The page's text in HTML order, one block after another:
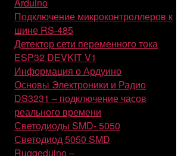
Подключение микроконтроллеров к
шине RS-485
Детектор сети переменного тока
ESP32 DEVKIT V1
Информация о Ардуино
Основы Электроники и Радио
DS3231 – подключение часов
реального времени
Светодиоды SMD- 5050
Светодиод 5050 SMD
Ruggeduino –